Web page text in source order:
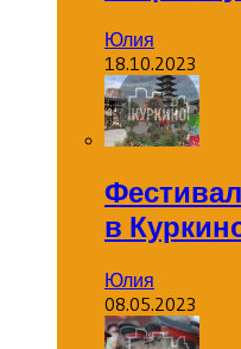
Юлия
18.10.2023
в
Юлия
08.05.2023